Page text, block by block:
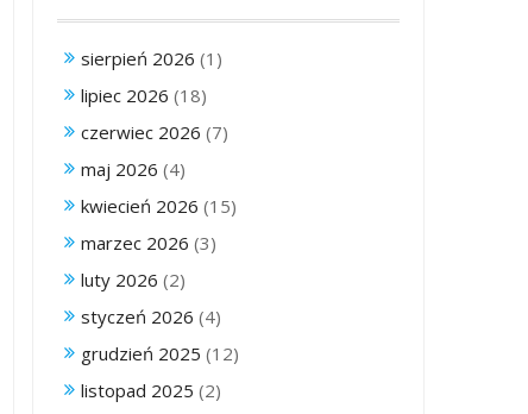
sierpień 2026 (1)
lipiec 2026 (18)
czerwiec 2026 (7)
maj 2026 (4)
kwiecień 2026 (15)
marzec 2026 (3)
luty 2026 (2)
styczeń 2026 (4)
grudzień 2025 (12)
listopad 2025 (2)